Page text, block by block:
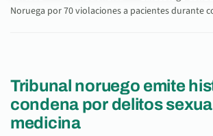
Noruega por 70 violaciones a pacientes durante
Tribunal noruego emite
condena por delitos
medicina